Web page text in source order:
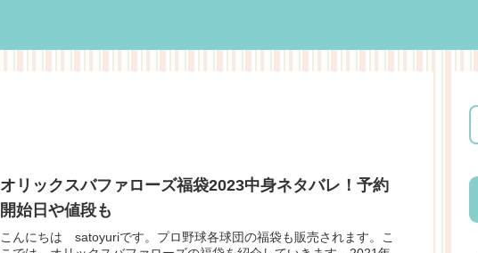
オリックスバファローズ福袋2023中身ネタバレ！予約
開始日や値段も
こんにちは satoyuriです。プロ野球各球団の福袋も販売されます。こ